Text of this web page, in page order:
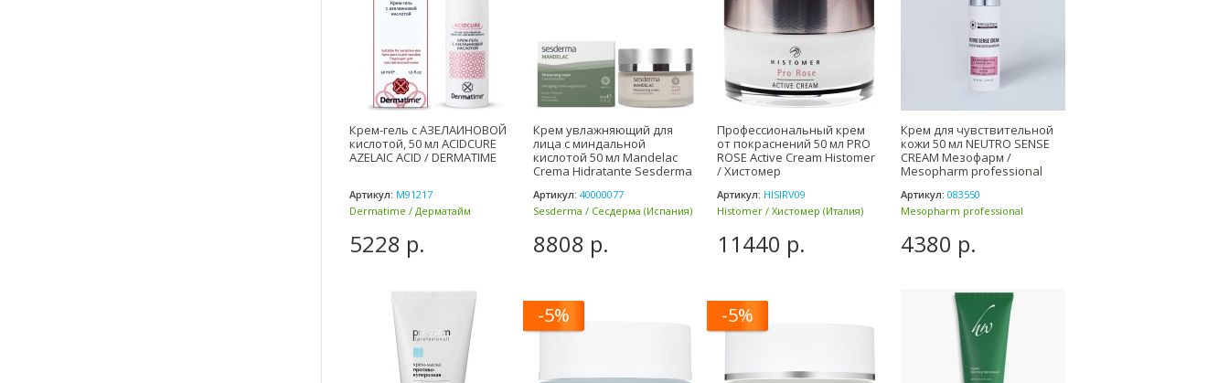
Крем-гель с АЗЕЛАИНОВОЙ
кислотой, 50 мл ACIDCURE
AZELAIC ACID / DERMATIME
Артикул: М91217
Dermatime / Дерматайм
5228 р.
Крем увлажняющий для
лица с миндальной
кислотой 50 мл Mandelac
Crema Hidratante Sesderma
Артикул: 40000077
Sesderma / Сесдерма (Испания)
8808 р.
Профессиональный крем
от покраснений 50 мл PRO
ROSE Active Cream Histomer
/ Хистомер
Артикул: HISIRV09
Histomer / Хистомер (Италия)
11440 р.
Крем для чувствительной
кожи 50 мл NEUTRO SENSE
CREAM Мезофарм /
Mesopharm professional
Артикул: 083550
Mesopharm professional
4380 р.
-5% -5%